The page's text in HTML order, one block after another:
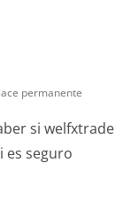
permanente
si welfxtrade
es seguro